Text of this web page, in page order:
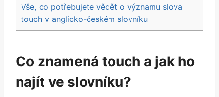
Vše, co potřebujete vědět o významu slova
touch v anglicko-českém slovníku
Co znamená touch a jak ho
najít ve slovníku?